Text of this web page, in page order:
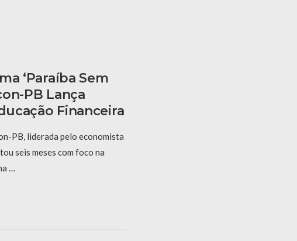
‘Paraíba Sem
PB Lança
Financeira
PB, liderada pelo economista
seis meses com foco na
…